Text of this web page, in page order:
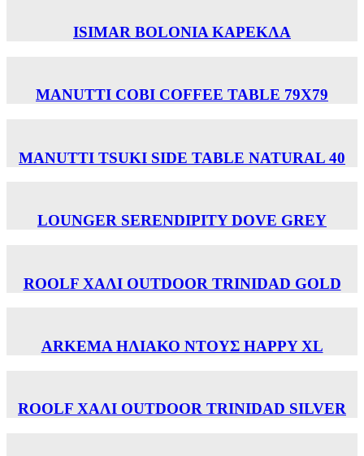
ISIMAR BOLONIA ΚΑΡΕΚΛΑ
MANUTTI COBI COFFEE TABLE 79X79
MANUTTI TSUKI SIDE TABLE NATURAL 40
LOUNGER SERENDIPITY DOVE GREY
ROOLF ΧΑΛΙ OUTDOOR TRINIDAD GOLD
ARKEMA ΗΛΙΑΚΟ ΝΤΟΥΣ HAPPY XL
ROOLF ΧΑΛΙ OUTDOOR TRINIDAD SILVER